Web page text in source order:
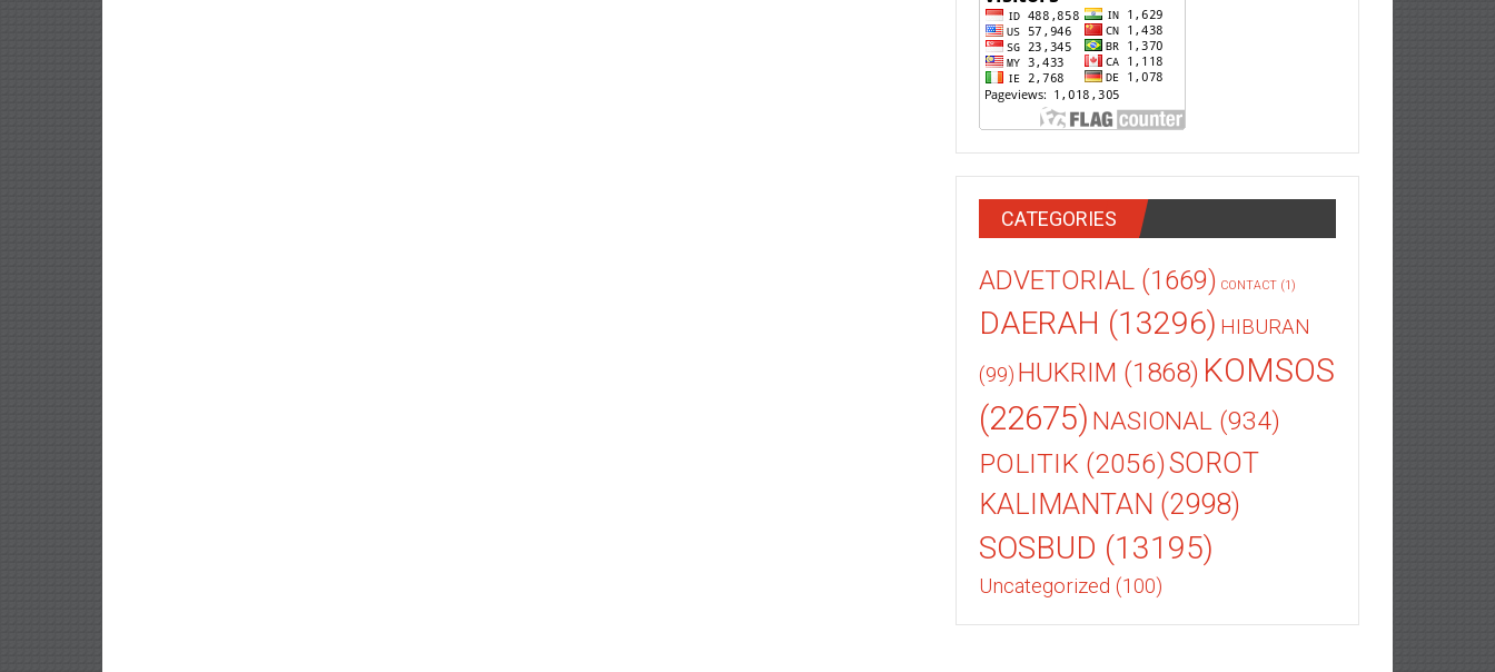
CATEGORIES
ADVETORIAL (1669) CONTACT (1)
DAERAH (13296) HIBURAN
(99) HUKRIM (1868) KOMSOS
(22675) NASIONAL (934)
POLITIK (2056)SOROT
KALIMANTAN (2998)
SOSBUD (13195)
Uncategorized (100)